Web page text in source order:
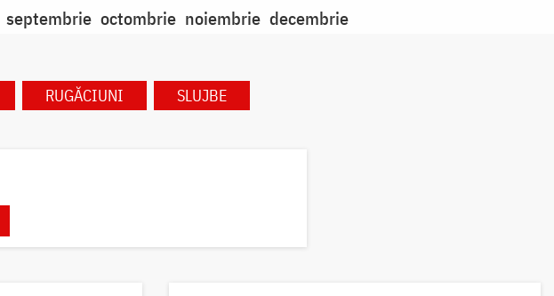
septembrie octombrie noiembrie decembrie
RUGĂCIUNI SLUJBE